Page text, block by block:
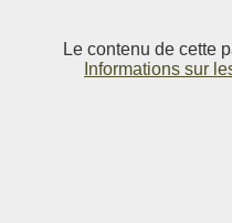
Le contenu de cette
Informations sur